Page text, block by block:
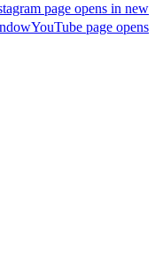
page opens in new
YouTube page opens